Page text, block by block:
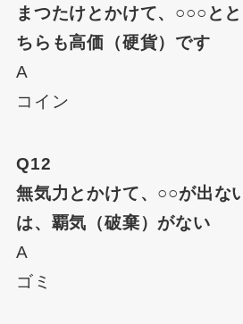
まつたけとかけて、○○○と
ちらも高価（硬貨）です
A
コイン
Q12
無気力とかけて、○○が出な
は、覇気（破棄）がない
A
ゴミ